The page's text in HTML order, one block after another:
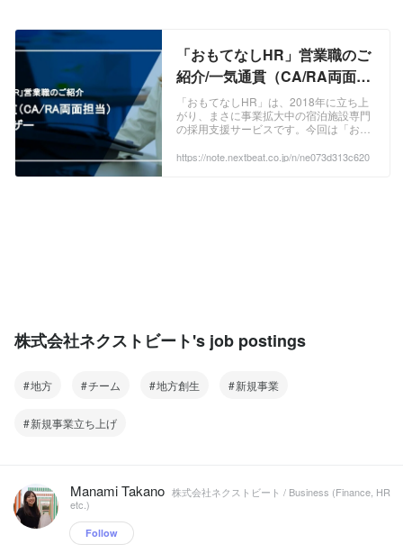
「おもてなしHR」営業職のご
紹介/一気通貫（CA/RA両面担
当）アドバイザー｜nextbeat
「おもてなしHR」は、2018年に立ち上
がり、まさに事業拡大中の宿泊施設専門
の採用支援サービスです。今回は「おも
当）アドバイザー職についてご紹介いた
https://note.nextbeat.co.jp/n/ne073d313c620
株式会社ネクストビート's job postings
地方 チーム 地方創生 新規事業
新規事業立ち上げ
Manami Takano 株式会社ネクストビート / Business (Finance, HR
etc.)
Follow